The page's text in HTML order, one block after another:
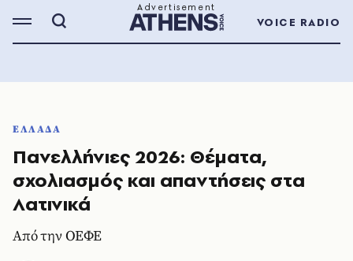
VOICE RADIO
ΕΛΛΑΔΑ
Πανελλήνιες 2026: Θέματα,
σχολιασμός και απαντήσεις στα
Λατινικά
Από την ΟΕΦΕ